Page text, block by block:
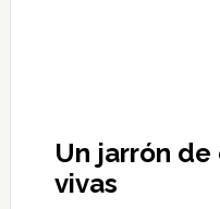
Un jarrón
vivas